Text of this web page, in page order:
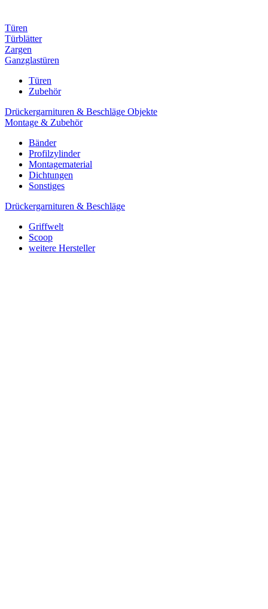
Türen
Türblätter
Zargen
Ganzglastüren
Türen
Zubehör
Drückergarnituren & Beschläge Objekte
Montage & Zubehör
Bänder
Profilzylinder
Montagematerial
Dichtungen
Sonstiges
Drückergarnituren & Beschläge
Griffwelt
Scoop
weitere Hersteller